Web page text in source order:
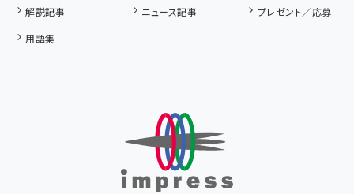
解説記事 ニュース記事
プレゼント／応募
用語集